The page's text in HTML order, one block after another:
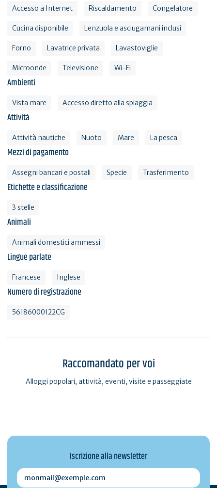
Accesso a Internet Riscaldamento Congelatore
Cucina disponibile Lenzuola e asciugamani inclusi
Forno Lavatrice privata Lavastoviglie
Microonde Televisione Wi-Fi
Ambienti
Vista mare Accesso diretto alla spiaggia
Attività
Attività nautiche Nuoto Mare La pesca
Mezzi di pagamento
Assegni bancari e postali Specie Trasferimento
Etichette e classificazione
3 stelle
Animali
Animali domestici ammessi
Lingue parlate
Francese Inglese
Numero di registrazione
56186000122CG
Raccomandato per voi
Alloggi popolari, attività, eventi, visite e passeggiate
Iscrizione alla newsletter
monmail@exemple.com